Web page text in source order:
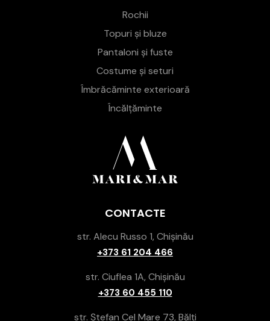
Rochii
Topuri și bluze
Pantaloni și fuste
Costume și seturi
Îmbrăcăminte exterioară
Încălțăminte
CONTACTE
str. Alecu Russo 1, Chișinău
+373 61 204 466
str. Ciuflea 1A, Chișinău
+373 60 455 110
str. Ștefan Cel Mare 73, Bălți